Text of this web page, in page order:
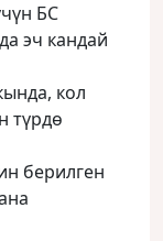
БС
эч кандай
кол
түрдө
берилген